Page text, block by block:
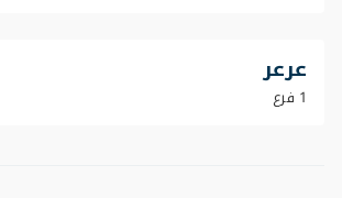
عرعر
1 فرع